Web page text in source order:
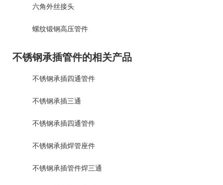
六角外丝接头
螺纹锻钢高压管件
不锈钢承插管件的相关产品
不锈钢承插四通管件
不锈钢承插三通
不锈钢承插四通管件
不锈钢承插焊管座件
不锈钢承插管件焊三通